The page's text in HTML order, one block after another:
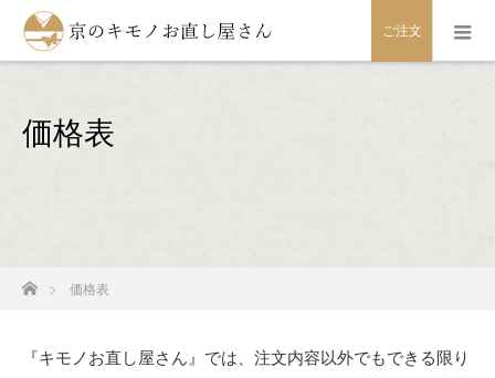
ご注文
価格表
ホーム価格表
『キモノお直し屋さん』では、注文内容以外でもできる限り